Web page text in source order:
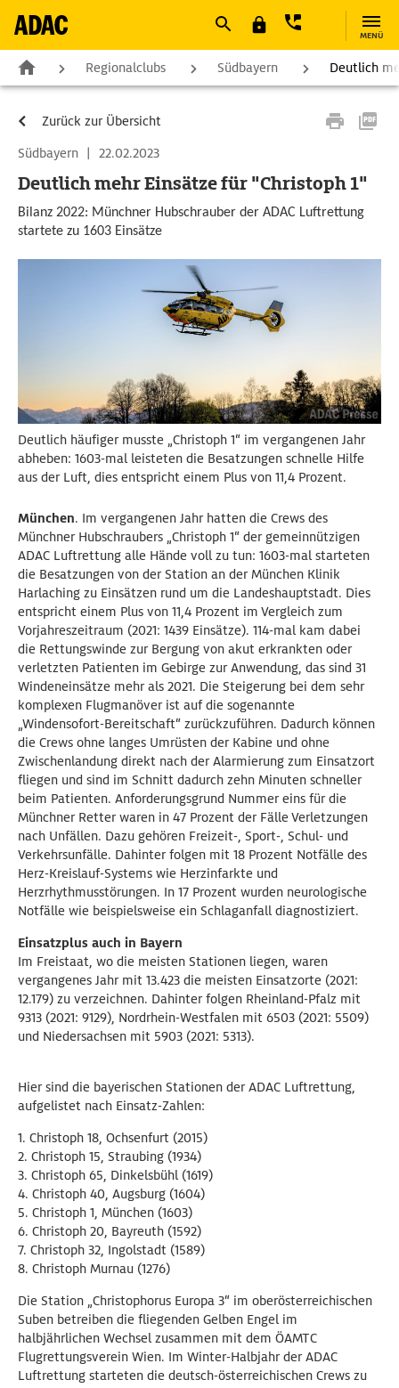
MENÜ
Regionalclubs Südbayern Deutlich
Zurück zur Übersicht
Südbayern | 22.02.2023
Deutlich mehr Einsätze für "Christoph 1"
Bilanz 2022: Münchner Hubschrauber der ADAC Luftrettung
startete zu 1603 Einsätze
Deutlich häufiger musste „Christoph 1“ im vergangenen Jahr
abheben: 1603-mal leisteten die Besatzungen schnelle Hilfe
aus der Luft, dies entspricht einem Plus von 11,4 Prozent.
München. Im vergangenen Jahr hatten die Crews des
Münchner Hubschraubers „Christoph 1“ der gemeinnützigen
ADAC Luftrettung alle Hände voll zu tun: 1603-mal starteten
die Besatzungen von der Station an der München Klinik
Harlaching zu Einsätzen rund um die Landeshauptstadt. Dies
entspricht einem Plus von 11,4 Prozent im Vergleich zum
Vorjahreszeitraum (2021: 1439 Einsätze). 114-mal kam dabei
die Rettungswinde zur Bergung von akut erkrankten oder
verletzten Patienten im Gebirge zur Anwendung, das sind 31
Windeneinsätze mehr als 2021. Die Steigerung bei dem sehr
komplexen Flugmanöver ist auf die sogenannte
„Windensofort-Bereitschaft“ zurückzuführen. Dadurch können
die Crews ohne langes Umrüsten der Kabine und ohne
Zwischenlandung direkt nach der Alarmierung zum Einsatzort
fliegen und sind im Schnitt dadurch zehn Minuten schneller
beim Patienten. Anforderungsgrund Nummer eins für die
Münchner Retter waren in 47 Prozent der Fälle Verletzungen
nach Unfällen. Dazu gehören Freizeit-, Sport-, Schul- und
Verkehrsunfälle. Dahinter folgen mit 18 Prozent Notfälle des
Herz-Kreislauf-Systems wie Herzinfarkte und
Herzrhythmusstörungen. In 17 Prozent wurden neurologische
Notfälle wie beispielsweise ein Schlaganfall diagnostiziert.
Einsatzplus auch in Bayern
Im Freistaat, wo die meisten Stationen liegen, waren
vergangenes Jahr mit 13.423 die meisten Einsatzorte (2021:
12.179) zu verzeichnen. Dahinter folgen Rheinland-Pfalz mit
9313 (2021: 9129), Nordrhein-Westfalen mit 6503 (2021: 5509)
und Niedersachsen mit 5903 (2021: 5313).
Hier sind die bayerischen Stationen der ADAC Luftrettung,
aufgelistet nach Einsatz-Zahlen:
1. Christoph 18, Ochsenfurt (2015)
2. Christoph 15, Straubing (1934)
3. Christoph 65, Dinkelsbühl (1619)
4. Christoph 40, Augsburg (1604)
5. Christoph 1, München (1603)
6. Christoph 20, Bayreuth (1592)
7. Christoph 32, Ingolstadt (1589)
8. Christoph Murnau (1276)
Die Station „Christophorus Europa 3“ im oberösterreichischen
Suben betreiben die fliegenden Gelben Engel im
halbjährlichen Wechsel zusammen mit dem ÖAMTC
Flugrettungsverein Wien. Im Winter-Halbjahr der ADAC
Luftrettung starteten die deutsch-österreichischen Crews zu